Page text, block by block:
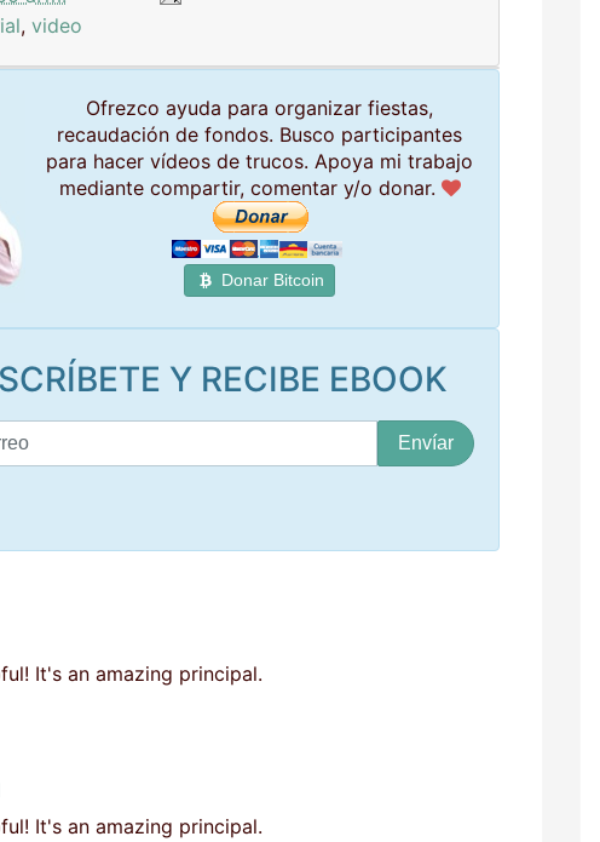
, video
Ofrezco ayuda para organizar fiestas,
recaudación de fondos. Busco participantes
para hacer vídeos de trucos. Apoya mi trabajo
mediante compartir, comentar y/o donar.
Donar Bitcoin
Y RECIBE EBOOK
u
It's an amazing principal.
It's an amazing principal.